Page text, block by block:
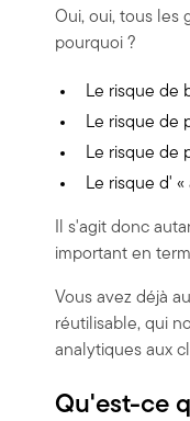
Oui, oui, tous les
pourquoi ?
Le risque de
Le risque de
Le risque de
Le risque d'
Il s'agit donc
important en
Vous avez déjà
réutilisable, qui
analytiques aux
Qu'est-ce